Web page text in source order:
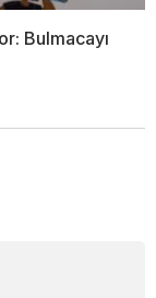
Bulmacayı